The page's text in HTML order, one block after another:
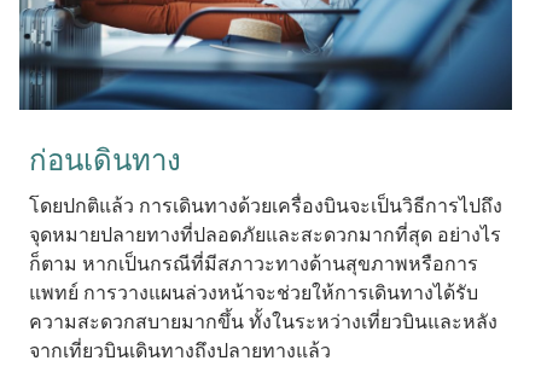
ก่อนเดินทาง
โดยปกติแล้ว การเดินทางด้วยเครื่องบินจะเป็นวิธีการไปถึง
จุดหมายปลายทางที่ปลอดภัยและสะดวกมากที่สุด อย่างไร
ก็ตาม หากเป็นกรณีที่มีสภาวะทางด้านสุขภาพหรือการ
แพทย์ การวางแผนล่วงหน้าจะช่วยให้การเดินทางได้รับ
ความสะดวกสบายมากขึ้น ทั้งในระหว่างเที่ยวบินและหลัง
จากเที่ยวบินเดินทางถึงปลายทางแล้ว